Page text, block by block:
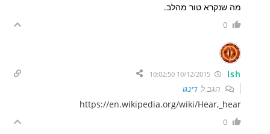
מה שנקרא טור מהלב.
0
Ish
הגב לדינגו
https://en.wikipedia.org/wiki/Hear,_hear
0